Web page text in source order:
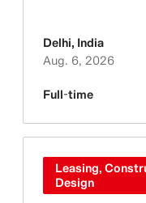
Delhi, India
Aug. 6, 2026
Full-time
Leasing,
Design